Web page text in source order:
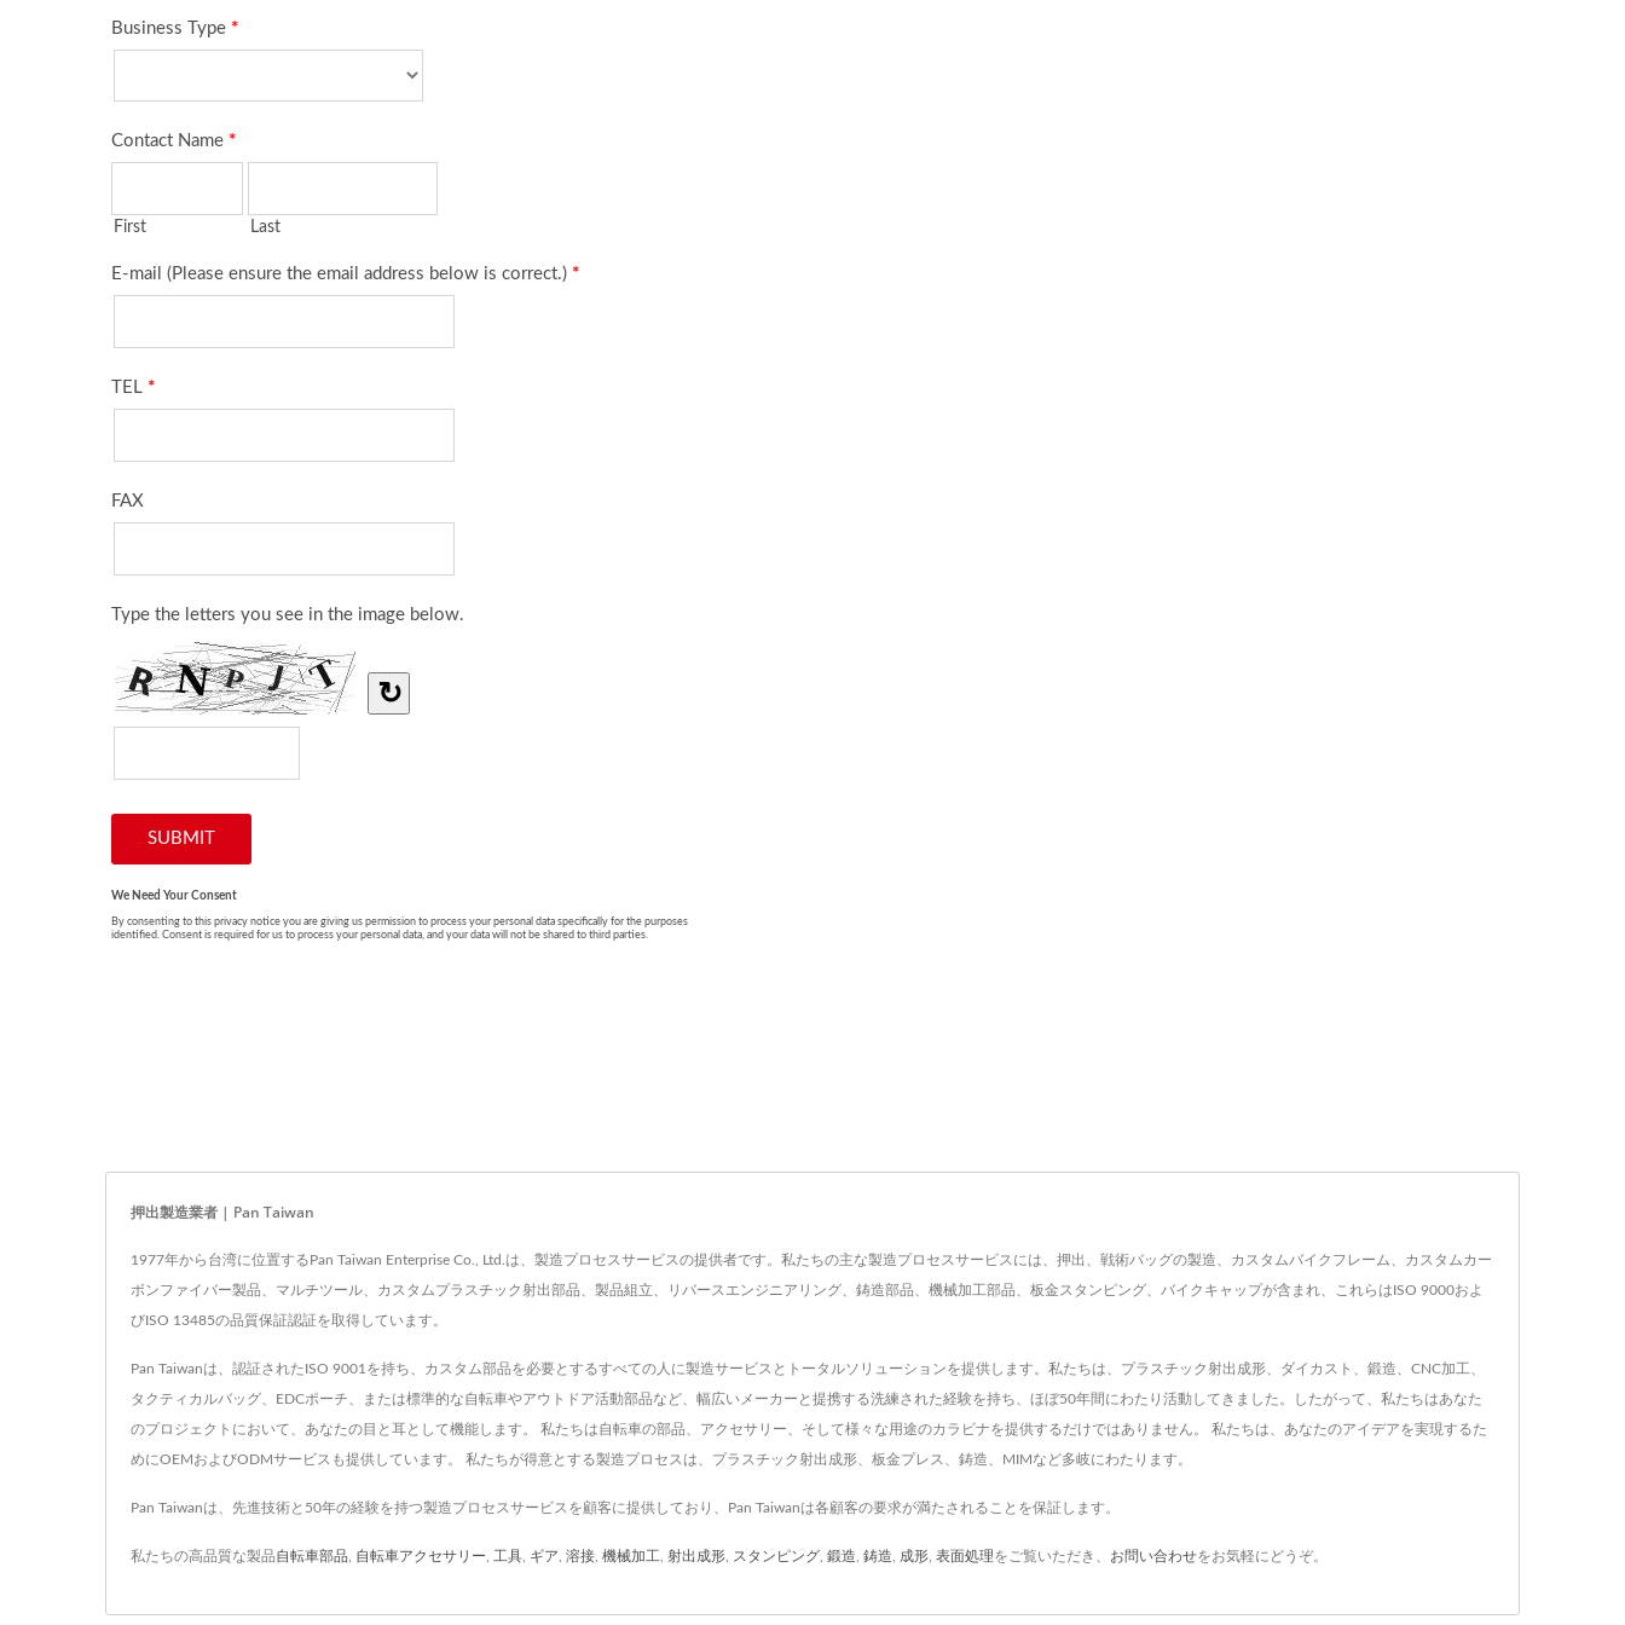
押出製造業者 | Pan Taiwan
1977年から台湾に位置するPan Taiwan Enterprise Co., Ltd.は、製造プロセスサービスの提供者です。私たちの主な製造プロセスサービスには、押出、戦術バッグの製造、カスタムバイクフレーム、カスタムカー
ボンファイバー製品、マルチツール、カスタムプラスチック射出部品、製品組立、リバースエンジニアリング、鋳造部品、機械加工部品、板金スタンピング、バイクキャップが含まれ、これらはISO 9000およ
びISO 13485の品質保証認証を取得しています。
Pan Taiwanは、認証されたISO 9001を持ち、カスタム部品を必要とするすべての人に製造サービスとトータルソリューションを提供します。私たちは、プラスチック射出成形、ダイカスト、鍛造、CNC加工、
タクティカルバッグ、EDCポーチ、または標準的な自転車やアウトドア活動部品など、幅広いメーカーと提携する洗練された経験を持ち、ほぼ50年間にわたり活動してきました。したがって、私たちはあなた
のプロジェクトにおいて、あなたの目と耳として機能します。 私たちは自転車の部品、アクセサリー、そして様々な用途のカラビナを提供するだけではありません。 私たちは、あなたのアイデアを実現するた
めにOEMおよびODMサービスも提供しています。 私たちが得意とする製造プロセスは、プラスチック射出成形、板金プレス、鋳造、MIMなど多岐にわたります。
Pan Taiwanは、先進技術と50年の経験を持つ製造プロセスサービスを顧客に提供しており、Pan Taiwanは各顧客の要求が満たされることを保証します。
私たちの高品質な製品 自転車部品 自転車アクセサリー 工具 ギア 溶接 機械加工 射出成形 スタンピング 鍛造 鋳造 成形 表面処理をご覧いただき、 お問い合わせをお気軽にどうぞ。